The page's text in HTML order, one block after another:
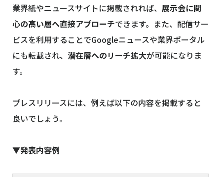
業界紙やニュースサイトに掲載されれば、 展示会に関
心の高い層へ直接アプローチできます。また、配信サー
ビスを利用することでGoogleニュースや業界ポータル
にも転載され、 潜在層へのリーチ拡大が可能になりま
す。
プレスリリースには、例えば以下の内容を掲載すると
良いでしょう。
▼発表内容例